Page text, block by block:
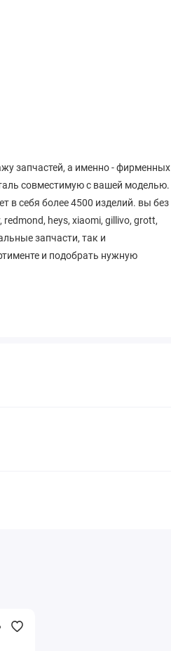
запчастей, а именно - фирменных
совместимую с вашей моделью.
в себя более 4500 изделий. вы без
heys, xiaomi, gillivo, grott,
запчасти, так и
и подобрать нужную